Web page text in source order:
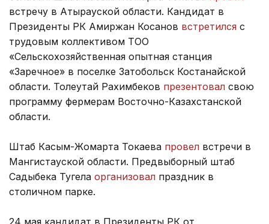
встречу в Атырауской области. Кандидат в
Президенты РК Амиржан Косанов встретился с
трудовым коллективом ТОО
«Сельскохозяйственная опытная станция
«Заречное» в поселке Затобольск Костанайской
области. Толеутай Рахимбеков презентовал свою
программу фермерам Восточно-Казахстанской
области.
Штаб Касым-Жомарта Токаева провел встречи в
Мангистауской области. Предвыборный штаб
Садыбека Тугела организовал праздник в
столичном парке.
24 мая кандидат в Президенты РК от